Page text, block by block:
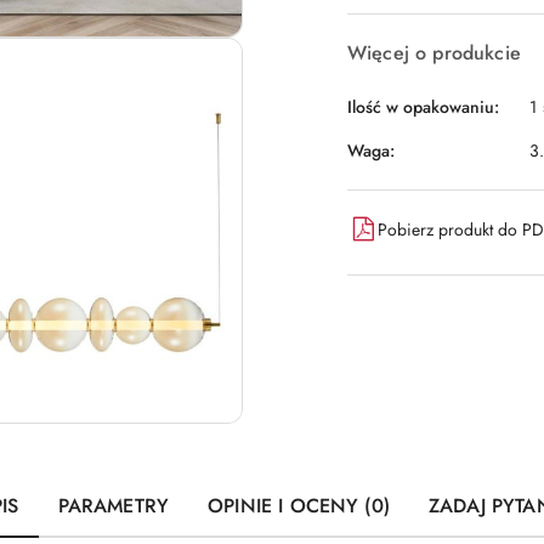
Więcej o produkcie
Ilość w opakowaniu:
1
Waga:
Pobierz produkt do
PARAMETRY OPINIE I OCENY (0) ZADAJ